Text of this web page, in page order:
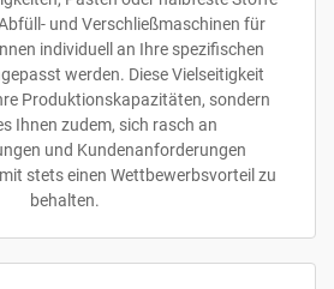
und Verschließmaschinen für
individuell an Ihre spezifischen
werden. Diese Vielseitigkeit
Produktionskapazitäten, sondern
Ihnen zudem, sich rasch an
und Kundenanforderungen
stets einen Wettbewerbsvorteil zu
behalten.